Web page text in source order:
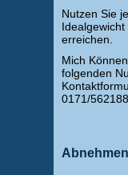
Nutzen Sie
erreichen.
Mich
folgenden
0171/